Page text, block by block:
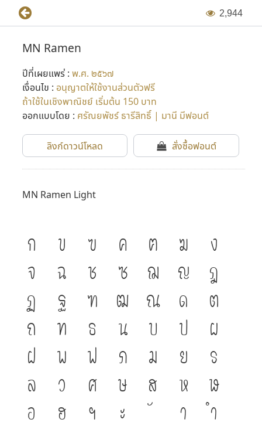
2,944
MN Ramen
ปีที่เผยแพร่ : พ.ศ. ๒๕๖๗
เงื่อนไข : อนุญาตให้ใช้งานส่วนตัวฟรี
ถ้าใช้ในเชิงพาณิชย์ เริ่มต้น 150 บาท
ออกแบบโดย : ศรัณยพัชร์ ธารีสิทธิ์ | มานี มีฟอนต์
ลิงก์ดาวน์โหลด สั่งซื้อฟอนต์
MN Ramen Light
ก ข ฃ ค ฅ ฆ
ง
จ
ฉ ช ซ ฌ ญ
ฎ
ฏ
ฐ ฑ ฒ ณ ด
ต
ถ
ท ธ น บ ป
ผ
ฝ
พ ฟ ภ ม ย
ร
ล
ว ศ ษ ส ห
ฬ
อ
ฮ ฯ ะ า
ำ